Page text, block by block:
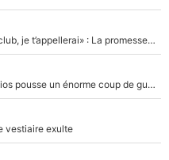
Mercato - OM - «Dès que je prends un club, je t’appellerai» : La promesse de Marcelino au moment de claquer la porte
Victime de racisme contre Murray, Kyrgios pousse un énorme coup de gueule !
vestiaire exulte